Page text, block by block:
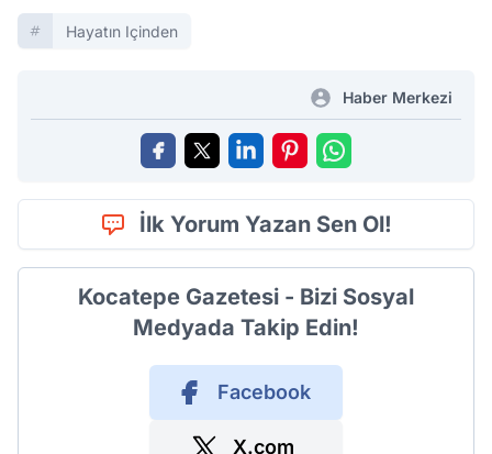
Hayatın Içinden
Haber Merkezi
İlk Yorum Yazan Sen Ol!
Kocatepe Gazetesi - Bizi Sosyal
Medyada Takip Edin!
Facebook
X.com